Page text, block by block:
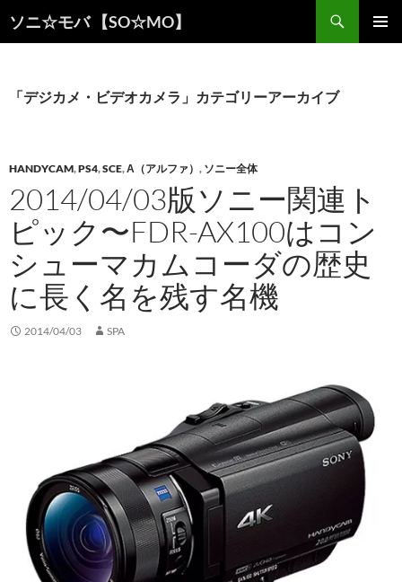
ソニ☆モバ 【SO☆MO】
索
ン
キ
ッ
プ
「デジカメ・ビデオカメラ」カテゴリーアーカイブ
HANDYCAM,PS4,SCE,Α（アルファ） , ソニー全体
2014/04/03版ソニー関連ト
ピック〜FDR-AX100はコン
シューマカムコーダの歴史
に長く名を残す名機
2014/04/03 SPA